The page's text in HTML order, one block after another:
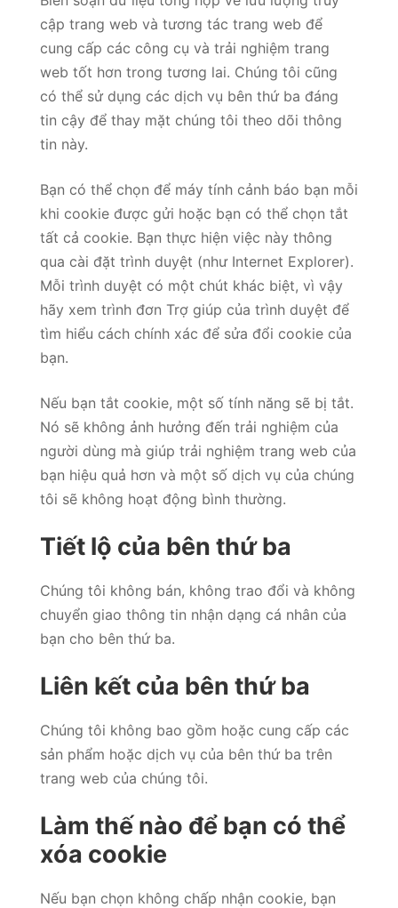
cập trang web và tương tác trang web để
cung cấp các công cụ và trải nghiệm trang
web tốt hơn trong tương lai. Chúng tôi cũng
có thể sử dụng các dịch vụ bên thứ ba đáng
tin cậy để thay mặt chúng tôi theo dõi thông
tin này.
Bạn có thể chọn để máy tính cảnh báo bạn mỗi
khi cookie được gửi hoặc bạn có thể chọn tắt
tất cả cookie. Bạn thực hiện việc này thông
qua cài đặt trình duyệt (như Internet Explorer).
Mỗi trình duyệt có một chút khác biệt, vì vậy
hãy xem trình đơn Trợ giúp của trình duyệt để
tìm hiểu cách chính xác để sửa đổi cookie của
bạn.
Nếu bạn tắt cookie, một số tính năng sẽ bị tắt.
Nó sẽ không ảnh hưởng đến trải nghiệm của
người dùng mà giúp trải nghiệm trang web của
bạn hiệu quả hơn và một số dịch vụ của chúng
tôi sẽ không hoạt động bình thường.
Tiết lộ của bên thứ ba
Chúng tôi không bán, không trao đổi và không
chuyển giao thông tin nhận dạng cá nhân của
bạn cho bên thứ ba.
Liên kết của bên thứ ba
Chúng tôi không bao gồm hoặc cung cấp các
sản phẩm hoặc dịch vụ của bên thứ ba trên
trang web của chúng tôi.
Làm thế nào để bạn có thể
xóa cookie
Nếu bạn chọn không chấp nhận cookie, bạn